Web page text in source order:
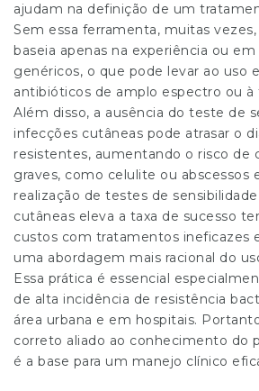
ajudam na definição de um
Sem essa ferramenta, muitas
baseia apenas na experiência ou
genéricos, o que pode levar ao uso
antibióticos de amplo espectro ou à
Além disso, a ausência do teste de
infecções cutâneas pode atrasar o
resistentes, aumentando o risco de
graves, como celulite ou abscessos
realização de testes de
cutâneas eleva a taxa de sucesso
custos com tratamentos ineficazes
uma abordagem mais racional do
Essa prática é essencial
de alta incidência de resistência
área urbana e em hospitais.
correto aliado ao conhecimento do
é a base para um manejo clínico